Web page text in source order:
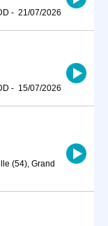
- 21/07/2026
- 15/07/2026
(54), Grand